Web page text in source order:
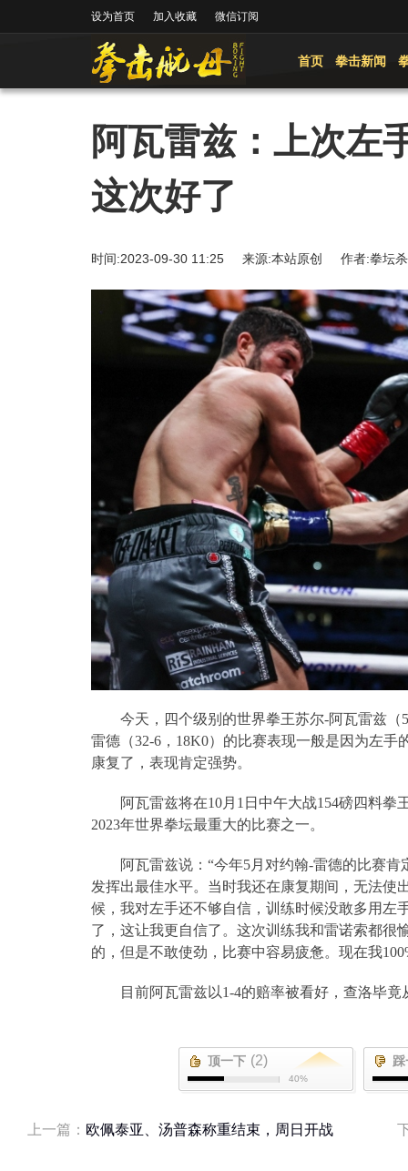
设为首页 加入收藏 微信订阅
首页 拳击新闻
阿瓦雷兹：上次左
这次好了
时间:2023-09-30 11:25 来源:本站原创 作者:拳
今天，四个级别的世界拳王苏尔-阿瓦雷兹（
雷德（32-6 ， 18K0）的比赛表现一般是因为左手
康复了，表现肯定强势。
阿瓦雷兹将在10月 1 日中午大战154磅四料拳
2023年世界拳坛最重大的比赛之一。
阿瓦雷兹说：“今年5月对约翰-雷德的比赛肯
发挥出最佳水平。当时我还在康复期间，无法使
候，我对左手还不够自信，训练时候没敢多用左
了，这让我更自信了。这次训练我和雷诺索都很
的，但是不敢使劲，比赛中容易疲惫。现在我
目前阿瓦雷兹以1-4的赔率被看好，查洛毕竟
顶一下 (2)
40%
上一篇： 欧佩泰亚、汤普森称重结束，周日开战